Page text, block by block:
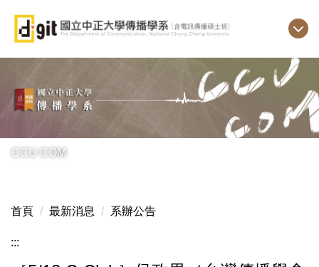
主
區
CCU COM
首頁 最新消息 系辦公告
:::